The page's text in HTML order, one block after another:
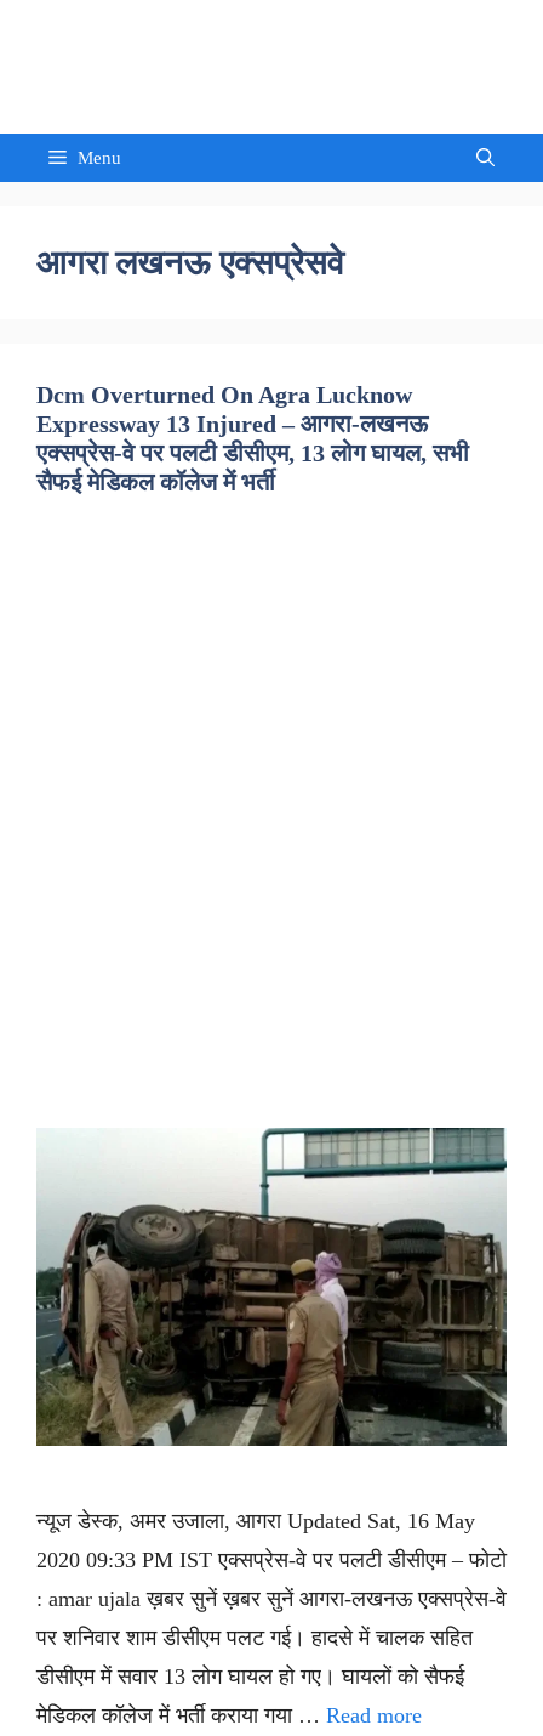
Menu
आगरा लखनऊ एक्सप्रेसवे
Dcm Overturned On Agra Lucknow
Expressway 13 Injured – आगरा-लखनऊ
एक्सप्रेस-वे पर पलटी डीसीएम, 13 लोग घायल, सभी
सैफई मेडिकल कॉलेज में भर्ती
न्यूज डेस्क, अमर उजाला, आगरा Updated Sat, 16 May
2020 09:33 PM IST एक्सप्रेस-वे पर पलटी डीसीएम – फोटो
: amar ujala ख़बर सुनें ख़बर सुनें आगरा-लखनऊ एक्सप्रेस-वे
पर शनिवार शाम डीसीएम पलट गई। हादसे में चालक सहित
डीसीएम में सवार 13 लोग घायल हो गए। घायलों को सैफई
मेडिकल कॉलेज में भर्ती कराया गया … Read more